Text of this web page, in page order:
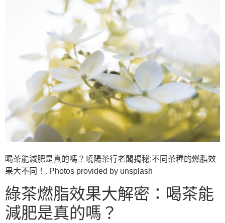
喝茶能減肥是真的嗎？嶢陽茶行老闆揭秘:不同茶種的燃脂效
果大不同！. Photos provided by unsplash
綠茶燃脂效果大解密：喝茶能
減肥是真的嗎？